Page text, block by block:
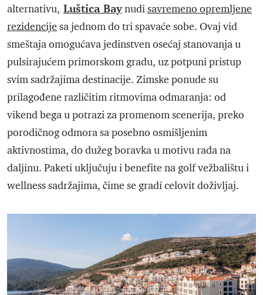
alternativu, Luštica Baynudisavremeno opremljene
rezidencije sa jednom do tri spavaće sobe. Ovaj vid
smeštaja omogućava jedinstven osećaj stanovanja u
pulsirajućem primorskom gradu, uz potpuni pristup
svim sadržajima destinacije. Zimske ponude su
prilagođene različitim ritmovima odmaranja: od
vikend bega u potrazi za promenom scenerija, preko
porodičnog odmora sa posebno osmišljenim
aktivnostima, do dužeg boravka u motivu rada na
daljinu. Paketi uključuju i benefite na golf vežbalištu i
wellness sadržajima, čime se gradí celovit doživljaj.